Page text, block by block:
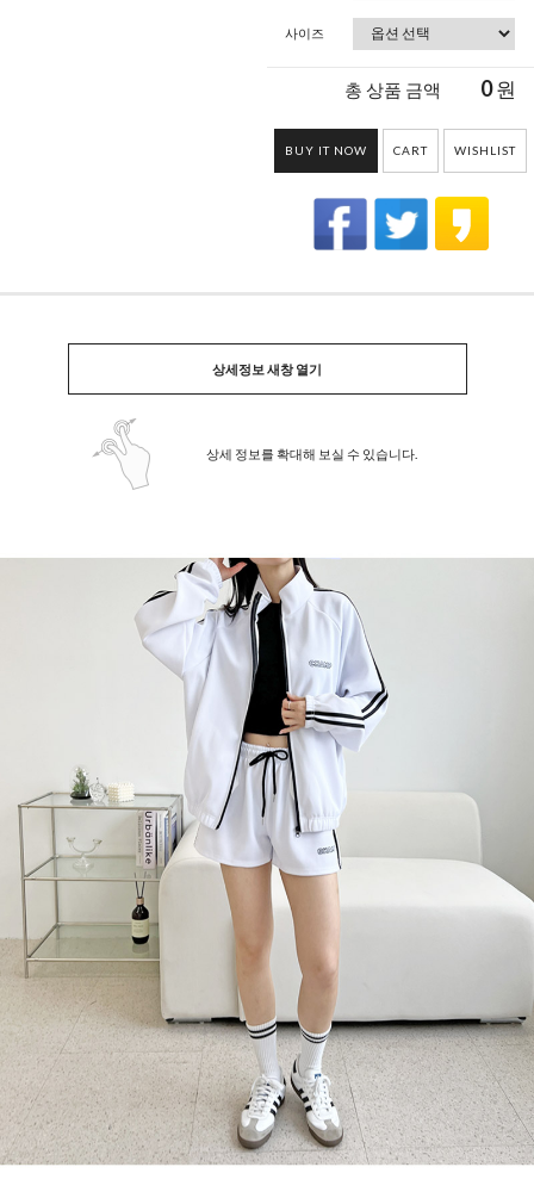
사이즈
총 상품 금액 0원
BUY IT NOW CART WISHLIST
상세정보 새창 열기
상세 정보를 확대해 보실 수 있습니다.